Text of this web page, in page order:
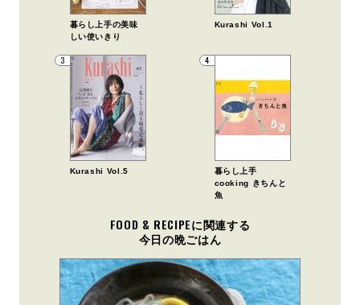
暮らし上手の美味
しい使いきり
Kurashi Vol.1
3
Kurashi Vol.5
4
暮らし上手
cooking きちんと
魚
FOOD & RECIPEに関連する
今日の晩ごはん